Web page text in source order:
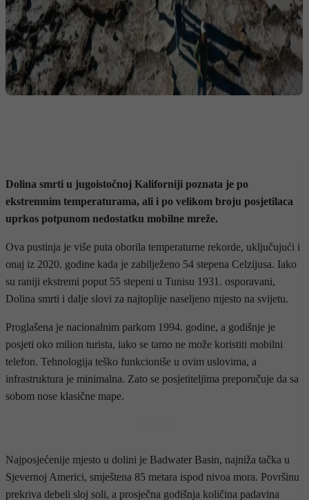
Dolina smrti u jugoistočnoj Kaliforniji poznata je po
ekstremnim temperaturama, ali i po velikom broju posjetilaca
uprkos potpunom nedostatku mobilne mreže.
Ova pustinja je više puta oborila temperaturne rekorde, uključujući i
onaj iz 2020. godine kada je zabilježeno 54 stepena Celzijusa. Iako
su raniji ekstremi poput 55 stepeni u Tunisu 1931. osporavani,
Dolina smrti i dalje slovi za najtoplije naseljeno mjesto na svijetu.
Proglašena je nacionalnim parkom 1994. godine, a godišnje je
posjeti oko milion turista, iako se tamo ne može koristiti mobilni
telefon. Tehnologija teško funkcioniše u ovim uslovima, a
infrastruktura je minimalna. Zato se posjetiteljima preporučuje da sa
sobom nose klasične mape.
Najposjećenije mjesto u dolini je Badwater Basin, najniža tačka u
Sjevernoj Americi, smještena 85 metara ispod nivoa mora. Površinu
prekriva debeli sloj soli, a prosječna godišnja količina padavina